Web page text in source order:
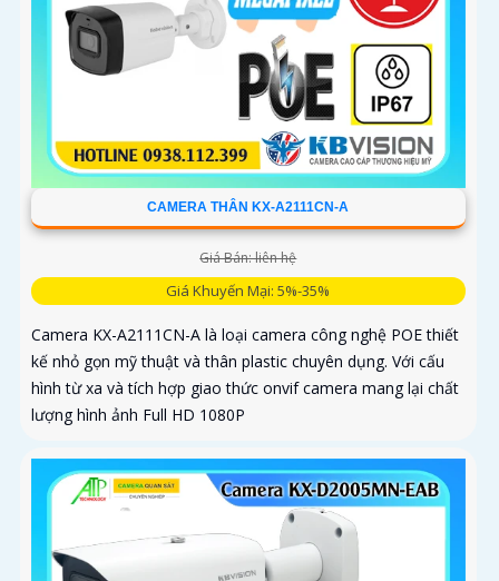
CAMERA THÂN KX-A2111CN-A
Giá Bán: liên hệ
Giá Khuyến Mại: 5%-35%
Camera KX-A2111CN-A là loại camera công nghệ POE thiết
kế nhỏ gọn mỹ thuật và thân plastic chuyên dụng. Với cấu
hình từ xa và tích hợp giao thức onvif camera mang lại chất
lượng hình ảnh Full HD 1080P